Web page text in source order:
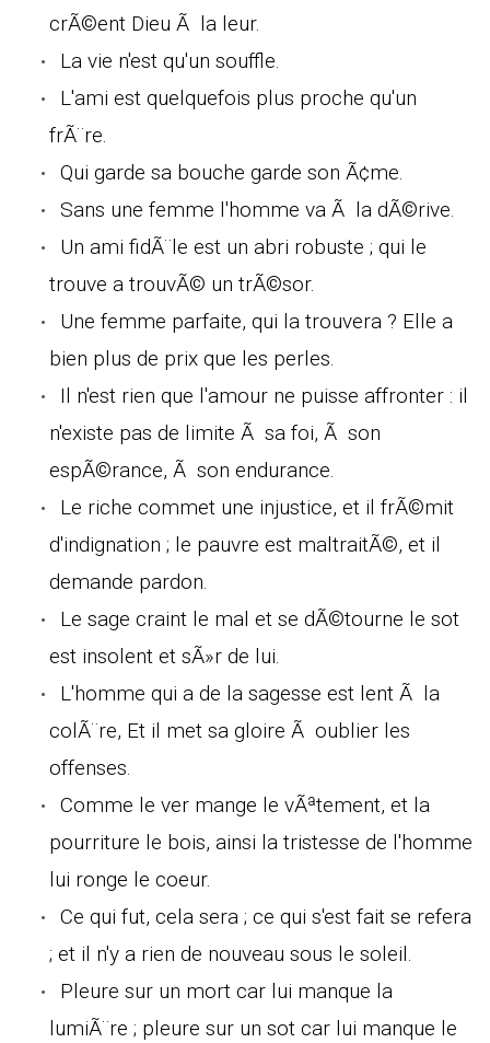
crÃ©ent Dieu Ã la leur.
La vie n'est qu'un souffle.
L'ami est quelquefois plus proche qu'un
frÃ¨re.
Qui garde sa bouche garde son Ã¢me.
Sans une femme l'homme va Ã la dÃ©rive.
Un ami fidÃ¨le est un abri robuste ; qui le
trouve a trouvÃ© un trÃ©sor.
Une femme parfaite, qui la trouvera ? Elle a
bien plus de prix que les perles.
Il n'est rien que l'amour ne puisse affronter : il
n'existe pas de limite Ã sa foi, Ã son
espÃ©rance, Ã son endurance.
Le riche commet une injustice, et il frÃ©mit
d'indignation ; le pauvre est maltraitÃ©, et il
demande pardon.
Le sage craint le mal et se dÃ©tourne le sot
est insolent et sÃ»r de lui.
L'homme qui a de la sagesse est lent Ã la
colÃ¨re, Et il met sa gloire Ã oublier les
offenses.
Comme le ver mange le vÃªtement, et la
pourriture le bois, ainsi la tristesse de l'homme
lui ronge le coeur.
Ce qui fut, cela sera ; ce qui s'est fait se refera
; et il n'y a rien de nouveau sous le soleil.
Pleure sur un mort car lui manque la
lumiÃ¨re ; pleure sur un sot car lui manque le